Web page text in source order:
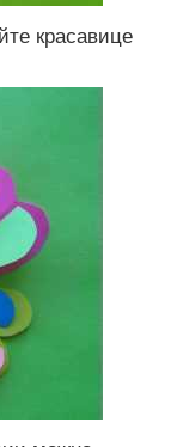
красавице